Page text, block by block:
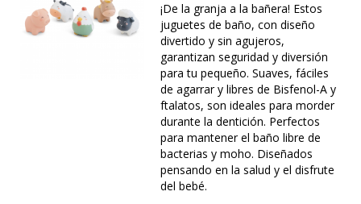
¡De la granja a la bañera! Estos
juguetes de baño, con diseño
divertido y sin agujeros,
garantizan seguridad y diversión
para tu pequeño. Suaves, fáciles
de agarrar y libres de Bisfenol-A y
ftalatos, son ideales para morder
durante la dentición. Perfectos
para mantener el baño libre de
bacterias y moho. Diseñados
pensando en la salud y el disfrute
del bebé.